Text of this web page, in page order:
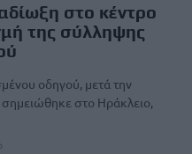
στο κέντρο
της σύλληψης
οδηγού, μετά την
στο Ηράκλειο,